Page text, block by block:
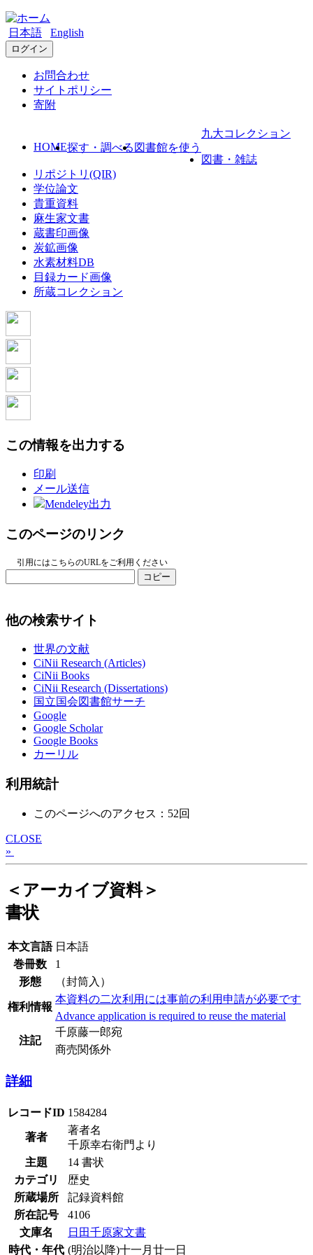
日本語 English
ログイン
お問合わせ
サイトポリシー
寄附
HOME探す・調べる 図書館を使う
九大コレクション
図書・雑誌
リポジトリ(QIR)
学位論文
貴重資料
麻生家文書
蔵書印画像
炭鉱画像
水素材料DB
目録カード画像
所蔵コレクション
この情報を出力する
印刷
メール送信
Mendeley出力
このページのリンク
引用にはこちらのURLをご利用ください
コピー
他の検索サイト
世界の文献
CiNii Research (Articles)
CiNii Books
CiNii Research (Dissertations)
国立国会図書館サーチ
Google
Google Scholar
Google Books
カーリル
利用統計
このページへのアクセス：52回
CLOSE
»
＜アーカイブ資料＞
書状
本文言語 日本語
巻冊数
1
形態
（封筒入）
権利情報
本資料の二次利用には事前の利用申請が必要です
Advance application is required to reuse the material
注記
千原藤一郎宛
商売関係外
詳細
レコードID 1584284
著者
著者名
千原幸右衛門より
主題
14 書状
カテゴリ
歴史
所蔵場所
記録資料館
所在記号
4106
文庫名
日田千原家文書
時代・年代 (明治以降)十一月廿一日